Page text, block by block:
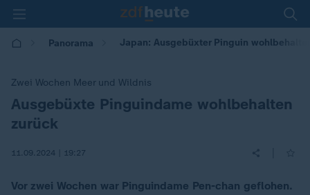
Panorama Japan: Ausgebüxter Pinguin
Zwei Wochen Meer und Wildnis
:
Ausgebüxte Pinguindame wohlbehalten
zurück
11.09.2024 | 19:27
Vor zwei Wochen war Pinguindame Pen-chan geflohen.